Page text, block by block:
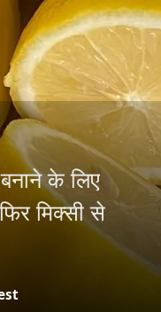
के लिए
मिक्सी से